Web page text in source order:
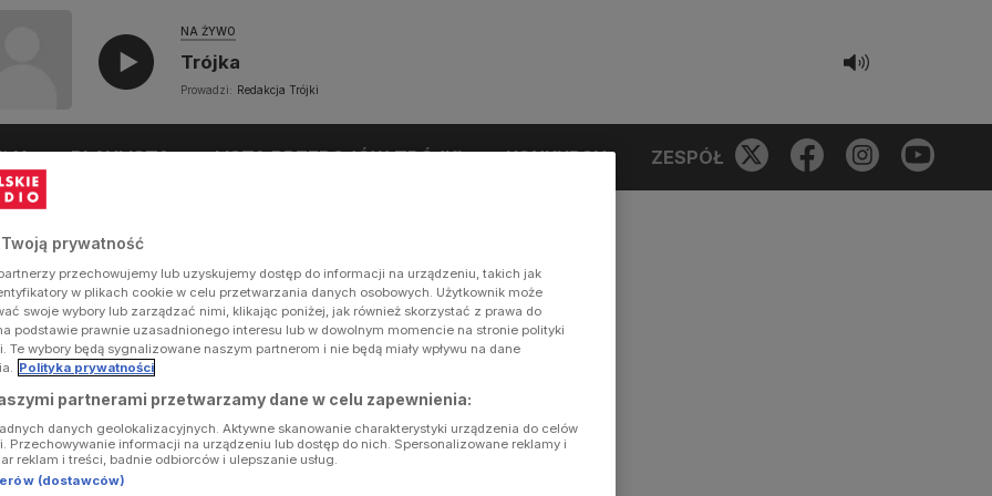
NA ŻYWO
Trójka
Prowadzi: Redakcja Trójki
PLAYLISTA LISTA PRZEBOJÓW TRÓJKI KONKURSY ZESPÓŁ
Twoją prywatność
przechowujemy lub uzyskujemy dostęp do informacji na urządzeniu, takich jak
w plikach cookie w celu przetwarzania danych osobowych. Użytkownik może
swoje wybory lub zarządzać nimi, klikając poniżej, jak również skorzystać z prawa do
podstawie prawnie uzasadnionego interesu lub w dowolnym momencie na stronie polityki
Te wybory będą sygnalizowane naszym partnerom i nie będą miały wpływu na dane
Polityka prywatności
partnerami przetwarzamy dane w celu zapewnienia:
danych geolokalizacyjnych. Aktywne skanowanie charakterystyki urządzenia do celów
Przechowywanie informacji na urządzeniu lub dostęp do nich. Spersonalizowane reklamy i
reklam i treści, badnie odbiorców i ulepszanie usług.
(dostawców)